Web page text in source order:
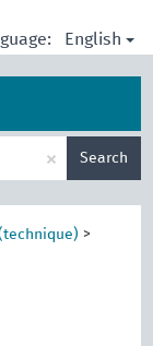
English
× Search
>